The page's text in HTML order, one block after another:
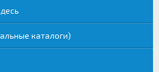
каталоги)